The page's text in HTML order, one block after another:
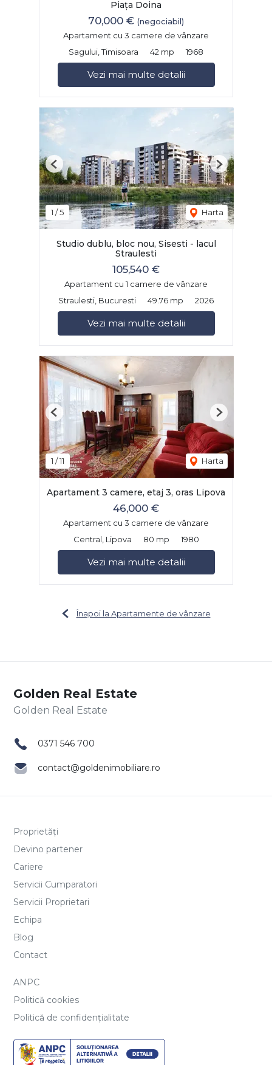
Piața Doina
70,000 € (negociabil)
Apartament cu 3 camere de vânzare
Sagului, Timisoara
42 mp 1968
Vezi mai multe detalii
1 /5 Harta
Previous Next
Studio dublu, bloc nou, Sisesti - lacul
Straulesti
105,540 €
Apartament cu 1 camere de vânzare
Straulesti, Bucuresti
49.76 mp 2026
Vezi mai multe detalii
1 /11 Harta
Previous Next
Apartament 3 camere, etaj 3, oras Lipova
46,000 €
Apartament cu 3 camere de vânzare
Central, Lipova
80 mp 1980
Vezi mai multe detalii
Înapoi la Apartamente de vânzare
Golden Real Estate
0371 546 700
contact@goldenimobiliare.ro
Proprietăți
Devino partener
Cariere
Servicii Cumparatori
Servicii Proprietari
Echipa
Blog
Contact
ANPC
Politică cookies
Politică de confidențialitate